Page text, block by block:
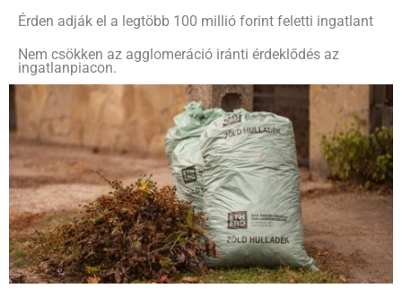
Érden adják el a legtöbb 100 millió forint feletti ingatlant
Nem csökken az agglomeráció iránti érdeklődés az
ingatlanpiacon.